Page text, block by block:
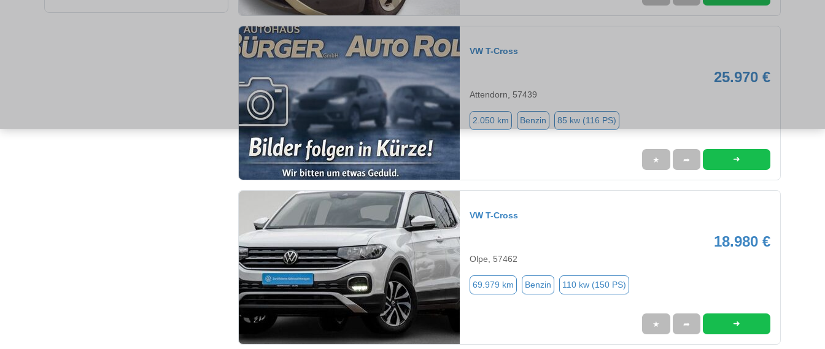
VW T-Cross
25.970 €
Attendorn, 57439
2.050 km Benzin 85 kw (116 PS)
★ ➦ ➜
VW T-Cross
18.980 €
Olpe, 57462
69.979 km Benzin 110 kw (150 PS)
★ ➦ ➜